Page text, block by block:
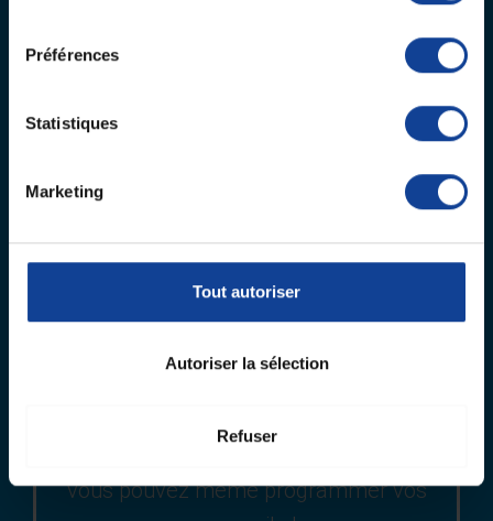
Préférences
Statistiques
Marketing
Tout autoriser
Autoriser la sélection
Refuser
Intensité réglable
location sont réglables. Selon les
vous pouvez même programmer vos